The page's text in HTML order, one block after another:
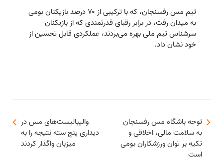
تیم مس رفسنجان، که با ترکیبی از ۷۰ درصد بازیکنان بومی
به میدان رفت، در برابر رقبای قدرتمندی که از بازیکنان
سرشناس تیم ملی بهره می‌بردند، عملکردی قابل تحسین از
خود نشان داد.
والیبالیست‌های مس در
دیداری پنج سته نتیجه را به
میزبان واگذار کردند
توجه باشگاه مس رفسنجان
به سلامت مالی، اخلاقی و
تکیه بر توان ورزشکاران بومی
است